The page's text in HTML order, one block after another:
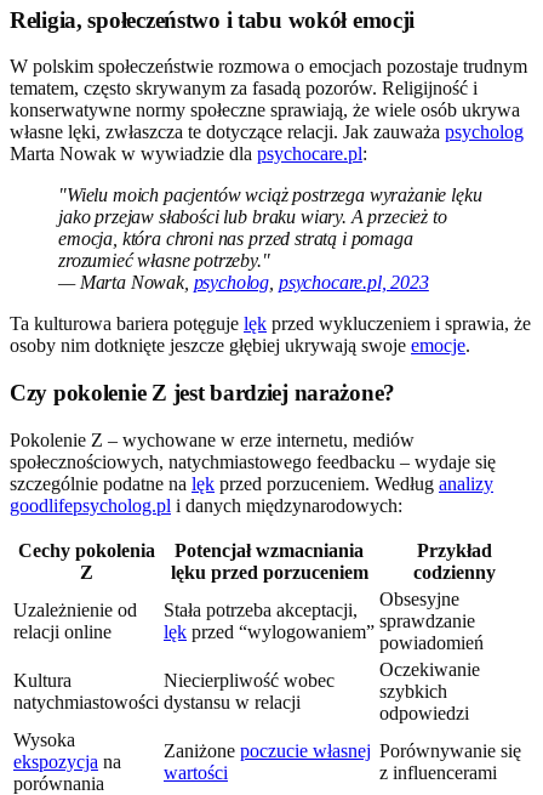
Religia, społeczeństwo i tabu wokół emocji
W polskim społeczeństwie rozmowa o emocjach pozostaje trudnym
tematem, często skrywanym za fasadą pozorów. Religijność i
konserwatywne normy społeczne sprawiają, że wiele osób ukrywa
własne lęki, zwłaszcza te dotyczące relacji. Jak zauważa psycholog
Marta Nowak w wywiadzie dla psychocare.pl:
"Wielu moich pacjentów wciąż postrzega wyrażanie lęku
jako przejaw słabości lub braku wiary. A przecież to
emocja, która chroni nas przed stratą i pomaga
zrozumieć własne potrzeby."
— Marta Nowak, psycholog psychocare.pl, 2023
Ta kulturowa bariera potęguje lęk przed wykluczeniem i sprawia, że
osoby nim dotknięte jeszcze głębiej ukrywają swoje emocje.
Czy pokolenie Z jest bardziej narażone?
Pokolenie Z – wychowane w erze internetu, mediów
społecznościowych, natychmiastowego feedbacku – wydaje się
szczególnie podatne na lęk przed porzuceniem. Według analizy
goodlifepsycholog.pl i danych międzynarodowych:
Cechy pokolenia
Z
Potencjał wzmacniania
lęku przed porzuceniem
Przykład
codzienny
Uzależnienie od
relacji online
Stała potrzeba akceptacji,
lęk przed “wylogowaniem”
Obsesyjne
sprawdzanie
powiadomień
Kultura
natychmiastowości
Niecierpliwość wobec
dystansu w relacji
Oczekiwanie
szybkich
odpowiedzi
Wysoka
ekspozycja na
porównania
Zaniżone poczucie własnej
wartości
Porównywanie się
z influencerami